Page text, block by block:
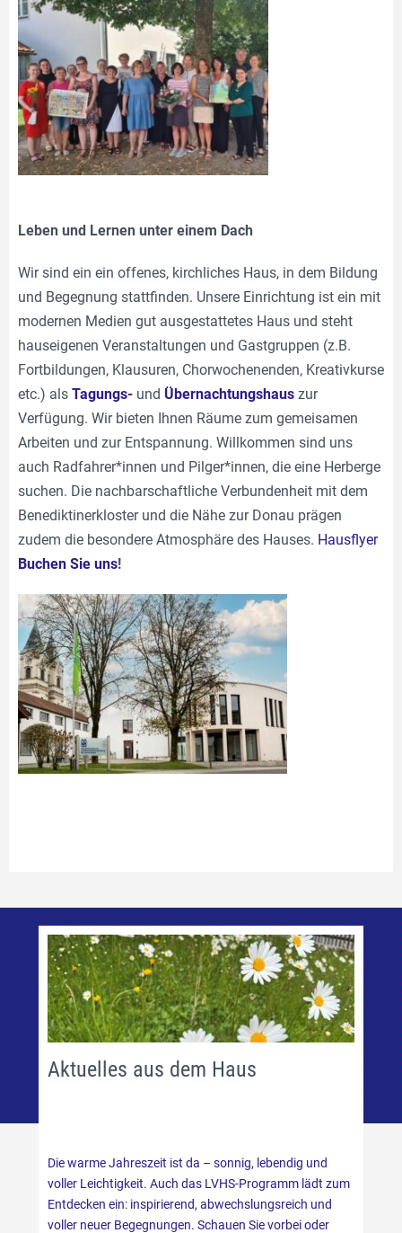
Leben und Lernen unter einem Dach
Wir sind ein ein offenes, kirchliches Haus, in dem Bildung
und Begegnung stattfinden. Unsere Einrichtung ist ein mit
modernen Medien gut ausgestattetes Haus und steht
hauseigenen Veranstaltungen und Gastgruppen (z.B.
Fortbildungen, Klausuren, Chorwochenenden, Kreativkurse
etc.) als Tagungs- und Übernachtungshaus zur
Verfügung. Wir bieten Ihnen Räume zum gemeisamen
Arbeiten und zur Entspannung. Willkommen sind uns
auch Radfahrer*innen und Pilger*innen, die eine Herberge
suchen. Die nachbarschaftliche Verbundenheit mit dem
Benediktinerkloster und die Nähe zur Donau prägen
zudem die besondere Atmosphäre des Hauses. Hausflyer
Buchen Sie uns!
Aktuelles aus dem Haus
Die warme Jahreszeit ist da – sonnig, lebendig und
voller Leichtigkeit. Auch das LVHS-Programm lädt zum
Entdecken ein: inspirierend, abwechslungsreich und
voller neuer Begegnungen. Schauen Sie vorbei oder